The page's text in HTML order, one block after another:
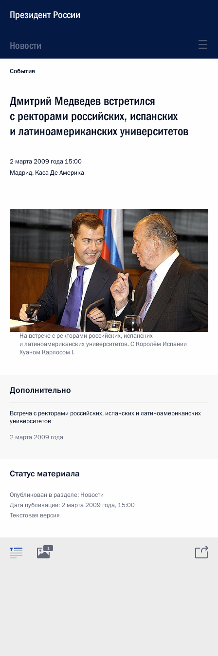
Президент России
Новости
События
Дмитрий Медведев встретился
с ректорами российских, испанских
и латиноамериканских университетов
2 марта 2009 года 15:00
Мадрид, Каса Де Америка
На встрече с ректорами российских, испанских
и латиноамериканских университетов. С Королём Испании
Хуаном Карлосом I.
Дополнительно
Встреча с ректорами российских, испанских и латиноамериканских
университетов
2 марта 2009 года
Статус материала
Опубликован в разделе: Новости
Дата публикации:2 марта 2009 года, 15:00
Текстовая версия
1